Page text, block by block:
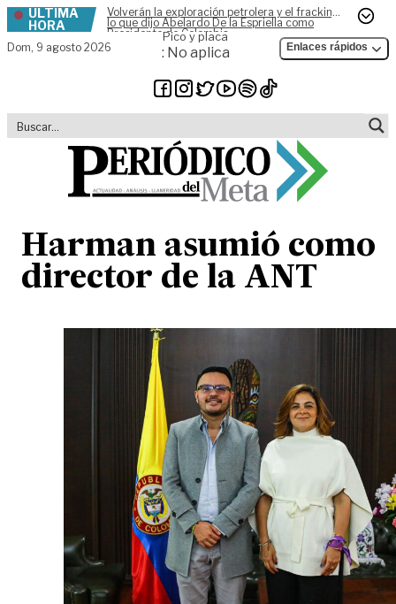
Skip to content
ÚLTIMA
HORA
Volverán la exploración petrolera y el fracking,
lo que dijo Abelardo De la Espriella como
Presidente de Colombia
Dom, 9 agosto 2026
Pico y placa
: No aplica Enlaces rápidos
Harman asumió como
director de la ANT